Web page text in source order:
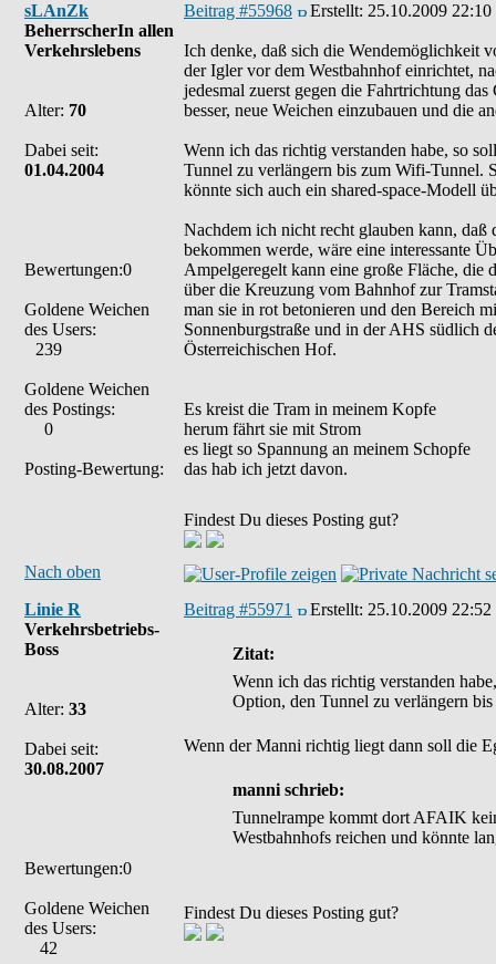
sLAnZk
BeherrscherIn allen
Verkehrslebens
Alter: 70
Dabei seit:
01.04.2004
Bewertungen:0
Goldene Weichen
des Users:
239
Goldene Weichen
des Postings:
0
Posting-Bewertung:
Beitrag #55968 Erstellt: 25.10.2009 22:10
Ich denke, daß sich die Wendemöglichkeit
der Igler vor dem Westbahnhof einrichtet,
jedesmal zuerst gegen die Fahrtrichtung
besser, neue Weichen einzubauen und die
Wenn ich das richtig verstanden habe, so
Tunnel zu verlängern bis zum Wifi-Tunnel.
könnte sich auch ein shared-space-Modell
Nachdem ich nicht recht glauben kann,
bekommen werde, wäre eine interessante
Ampelgeregelt kann eine große Fläche, die
über die Kreuzung vom Bahnhof zur
man sie in rot betonieren und den Bereich
Sonnenburgstraße und in der AHS südlich
Österreichischen Hof.
Es kreist die Tram in meinem Kopfe
herum fährt sie mit Strom
es liegt so Spannung an meinem Schopfe
das hab ich jetzt davon.
Findest Du dieses Posting gut?
Nach oben
Linie R
Verkehrsbetriebs-
Boss
Alter: 33
Dabei seit:
30.08.2007
Bewertungen:0
Goldene Weichen
des Users:
42
Beitrag #55971 Erstellt: 25.10.2009 22:52
Zitat:
Wenn ich das richtig verstanden
Option, den Tunnel zu verlängern
Wenn der Manni richtig liegt dann soll die
manni schrieb:
Tunnelrampe kommt dort AFAIK
Westbahnhofs reichen und könnte
Findest Du dieses Posting gut?